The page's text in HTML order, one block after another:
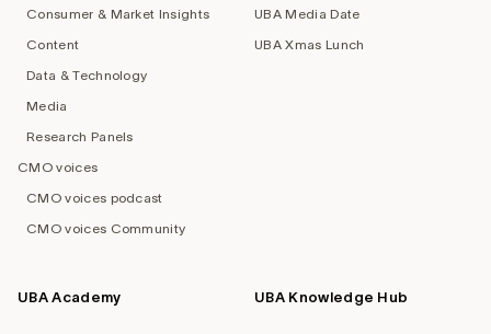
Consumer & Market Insights
Content
Data & Technology
Media
Research Panels
CMO voices
CMO voices podcast
CMO voices Community
UBA Media Date
UBA Xmas Lunch
UBA Academy UBA Knowledge Hub